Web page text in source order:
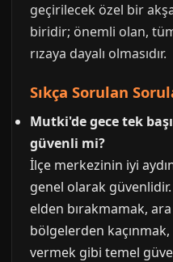
geçirilecek özel bir
biridir; önemli olan,
rızaya dayalı olmasıdır.
Sıkça Sorulan
Mutki'de gece tek
güvenli mi?
İlçe merkezinin iyi
genel olarak
elden bırakmamak,
bölgelerden kaçınmak,
vermek gibi temel